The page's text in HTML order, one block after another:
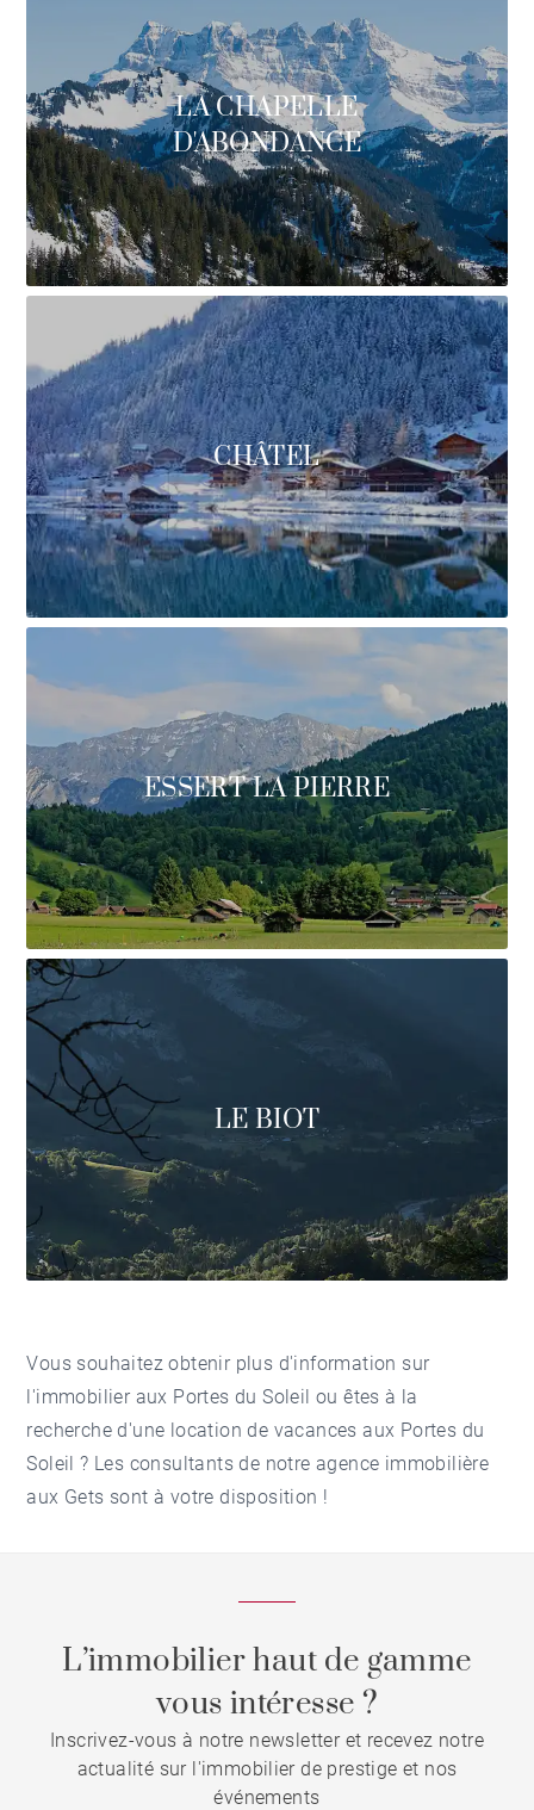
LA CHAPELLE
D'ABONDANCE
CHÂTEL
ESSERT LA PIERRE
LE BIOT
Vous souhaitez obtenir plus d'information sur
l'immobilier aux Portes du Soleil ou êtes à la
recherche d'une location de vacances aux Portes du
Soleil ? Les consultants de notreagence immobilière
aux Gets sont à votre disposition !
L’immobilier haut de gamme
vous intéresse ?
Inscrivez-vous à notre newsletter et recevez notre
actualité sur l'immobilier de prestige et nos
événements